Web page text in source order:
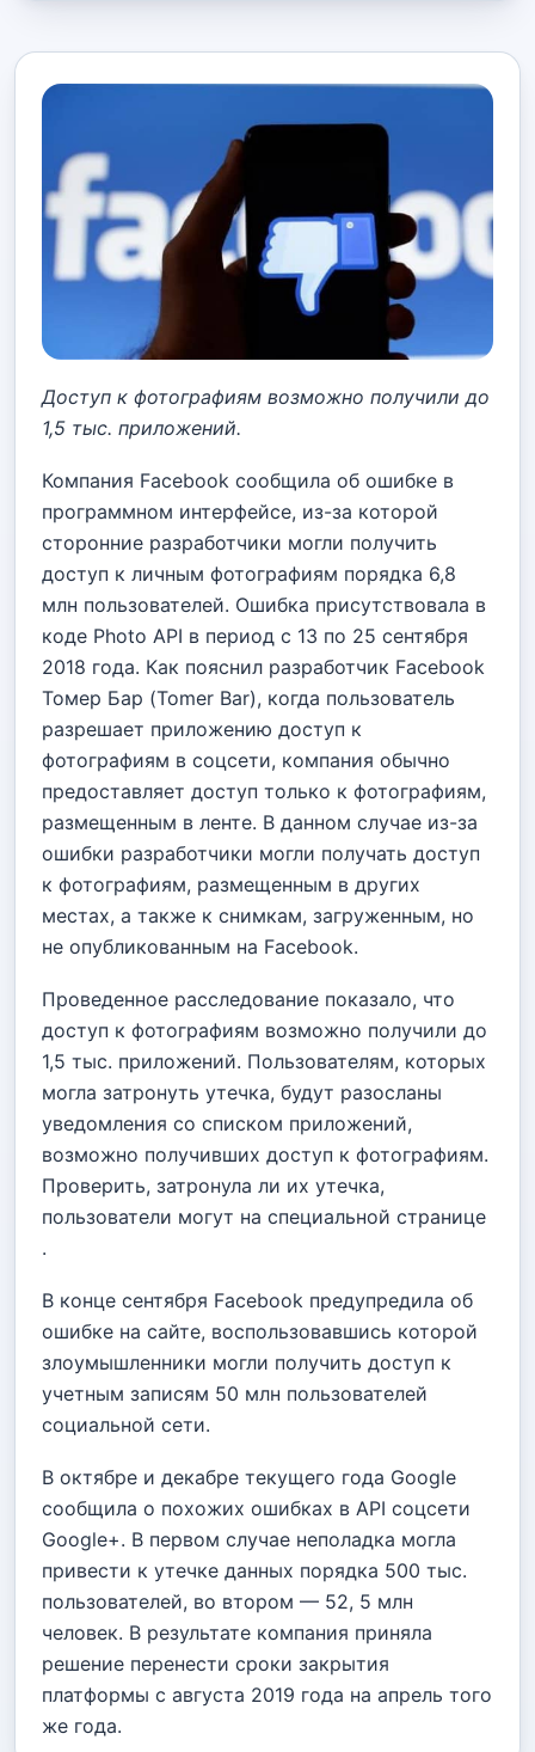
Доступ к фотографиям возможно получили до
1,5 тыс. приложений.
Компания Facebook сообщила об ошибке в
программном интерфейсе, из-за которой
сторонние разработчики могли получить
доступ к личным фотографиям порядка 6,8
млн пользователей. Ошибка присутствовала в
коде Photo API в период с 13 по 25 сентября
2018 года. Как пояснил разработчик Facebook
Томер Бар (Tomer Bar), когда пользователь
разрешает приложению доступ к
фотографиям в соцсети, компания обычно
предоставляет доступ только к фотографиям,
размещенным в ленте. В данном случае из-за
ошибки разработчики могли получать доступ
к фотографиям, размещенным в других
местах, а также к снимкам, загруженным, но
не опубликованным на Facebook.
Проведенное расследование показало, что
доступ к фотографиям возможно получили до
1,5 тыс. приложений. Пользователям, которых
могла затронуть утечка, будут разосланы
уведомления со списком приложений,
возможно получивших доступ к фотографиям.
Проверить, затронула ли их утечка,
пользователи могут на специальной странице
.
В конце сентября Facebook предупредила об
ошибке на сайте, воспользовавшись которой
злоумышленники могли получить доступ к
учетным записям 50 млн пользователей
социальной сети.
В октябре и декабре текущего года Google
сообщила о похожих ошибках в API соцсети
Google+. В первом случае неполадка могла
привести к утечке данных порядка 500 тыс.
пользователей, во втором — 52, 5 млн
человек. В результате компания приняла
решение перенести сроки закрытия
платформы с августа 2019 года на апрель того
же года.